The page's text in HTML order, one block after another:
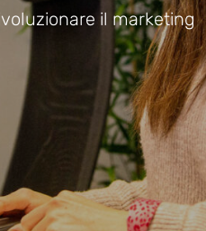
il marketing